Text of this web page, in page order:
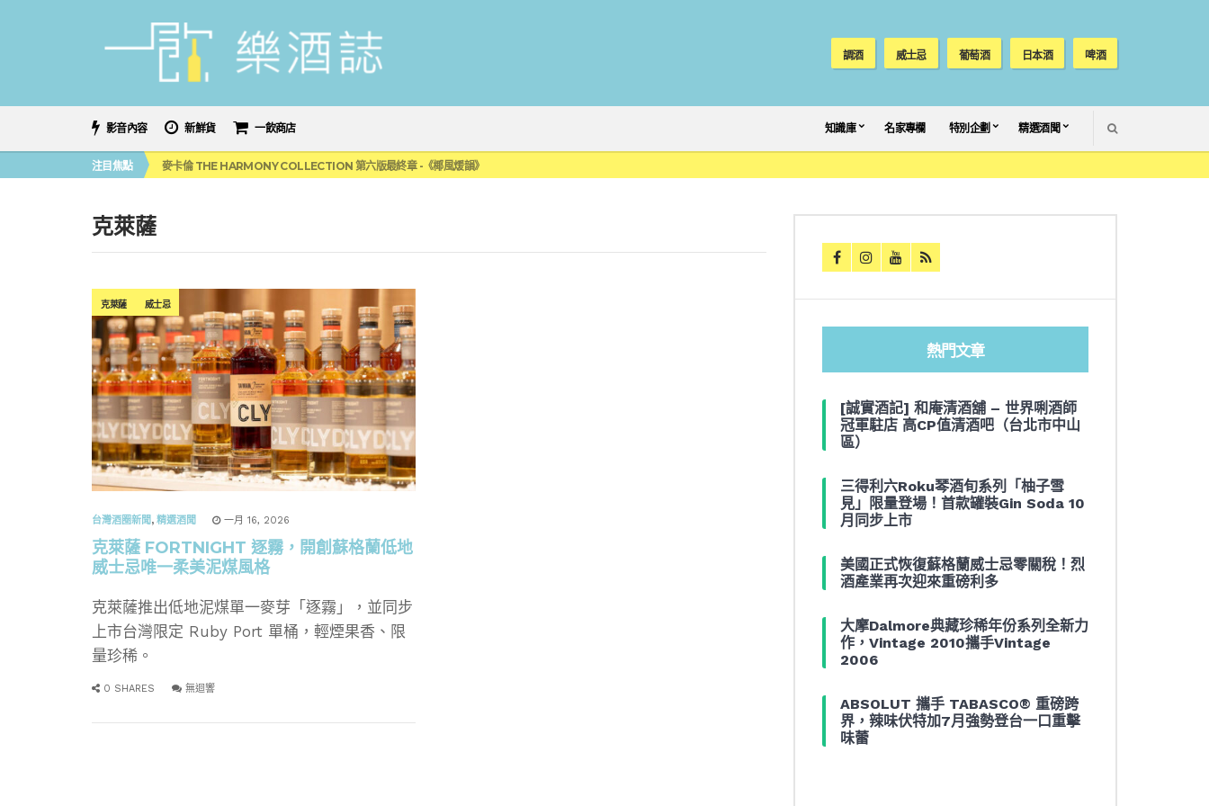
調酒 威士忌 葡萄酒 日本酒 啤酒
影音內容 新鮮貨 一飲商店 知識庫 名家專欄 特別企劃 精選酒聞
注目焦點
美國正式恢復蘇格蘭威士忌零關稅！烈酒產業再次迎來重磅利多
麥卡倫 THE HARMONY COLLECTION 第六版最終章 -《椰風煖韻》
角嗨尬炸物X爽快這一步，角瓶攜手頂呱呱 全新套餐限時登場
克萊薩
克萊薩 威士忌
台灣酒圈新聞, 精選酒聞 一月 16, 2026
克萊薩 FORTNIGHT 逐霧，開創蘇格蘭低地
威士忌唯一柔美泥煤風格
克萊薩推出低地泥煤單一麥芽「逐霧」，並同步
上市台灣限定 Ruby Port 單桶，輕煙果香、限
量珍稀。
0 SHARES 無迴響
熱門文章
[誠實酒記] 和庵清酒舖 – 世界唎酒師
冠軍駐店 高CP值清酒吧（台北市中山
區）
三得利六Roku琴酒旬系列「柚子雪
見」限量登場！首款罐裝Gin Soda 10
月同步上市
美國正式恢復蘇格蘭威士忌零關稅！烈
酒產業再次迎來重磅利多
大摩Dalmore典藏珍稀年份系列全新力
作，Vintage 2010攜手Vintage
2006
ABSOLUT 攜手 TABASCO® 重磅跨
界，辣味伏特加7月強勢登台一口重擊
味蕾